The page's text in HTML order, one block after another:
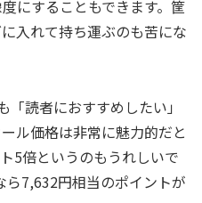
にすることもできます。筐
入れて持ち運ぶのも苦にな
読者におすすめしたい」
ル価格は非常に魅力的だと
5倍というのもうれしいで
7,632円相当のポイントが